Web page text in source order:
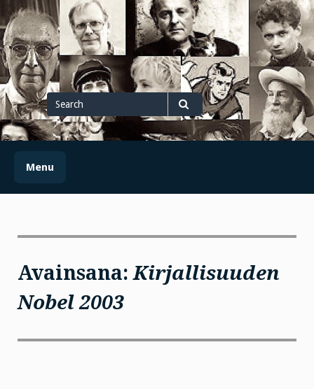
Skip
to
content
Search
for
Search
Menu
Avainsana:Kirjallisuuden
Nobel 2003